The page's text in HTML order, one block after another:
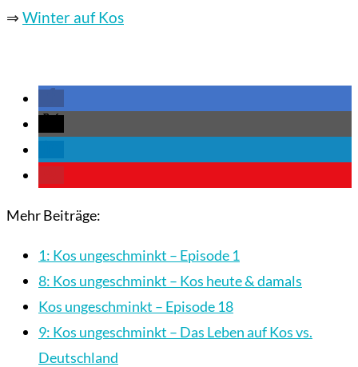
⇒ Winter auf Kos
Mehr Beiträge:
1: Kos ungeschminkt – Episode 1
8: Kos ungeschminkt – Kos heute & damals
Kos ungeschminkt – Episode 18
9: Kos ungeschminkt – Das Leben auf Kos vs.
Deutschland